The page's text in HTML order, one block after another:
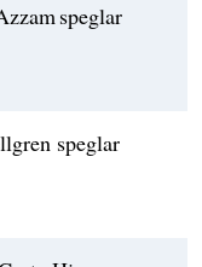
speglar
speglar